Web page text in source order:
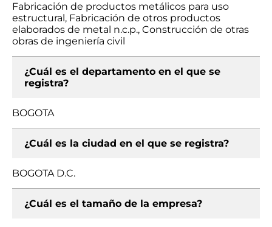
Fabricación de productos metálicos para uso
estructural, Fabricación de otros productos
elaborados de metal n.c.p., Construcción de otras
obras de ingeniería civil
¿Cuál es el departamento en el que se
registra?
BOGOTA
¿Cuál es la ciudad en el que se registra?
BOGOTA D.C.
¿Cuál es el tamaño de la empresa?